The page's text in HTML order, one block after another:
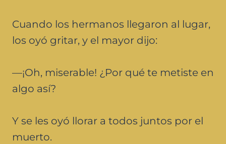
Cuando los hermanos llegaron al lugar,
los oyó gritar, y el mayor dijo:
—¡Oh, miserable! ¿Por qué te metiste en
algo así?
Y se les oyó llorar a todos juntos por el
muerto.